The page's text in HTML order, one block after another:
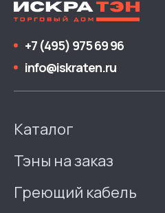
+7 (495) 975 69 96
info@iskraten.ru
Каталог
Тэны на заказ
Греющий кабель